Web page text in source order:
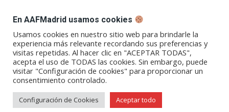
Abrir
enlace
en
una
ventana/pestaña
Abrir
enlace
en
una
ventana/pestaña
Abrir
enlace
en
una
ventana/pestaña
Abrir
enlace
en
una
Abrir
enlace
en
una
Mi cuenta
En AAFMadrid usamos cookies
Usamos cookies en nuestro sitio web para brindarle la
experiencia más relevante recordando sus preferencias y
visitas repetidas. Al hacer clic en "ACEPTAR TODAS",
acepta el uso de TODAS las cookies. Sin embargo, puede
visitar "Configuración de cookies" para proporcionar un
consentimiento controlado.
Configuración de Cookies Aceptar todo